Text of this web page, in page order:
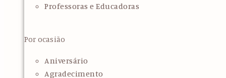
Professoras e Educadoras
Por ocasião
Aniversário
Agradecimento